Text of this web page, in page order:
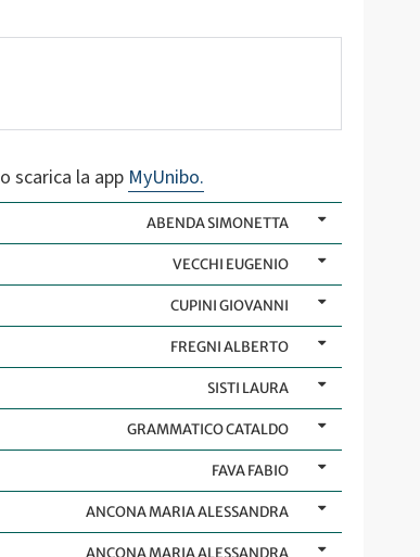
o scarica la app MyUnibo.
ABENDA SIMONETTA
VECCHI EUGENIO
CUPINI GIOVANNI
FREGNI ALBERTO
SISTI LAURA
GRAMMATICO CATALDO
FAVA FABIO
ANCONA MARIA ALESSANDRA
ANCONA MARIA ALESSANDRA